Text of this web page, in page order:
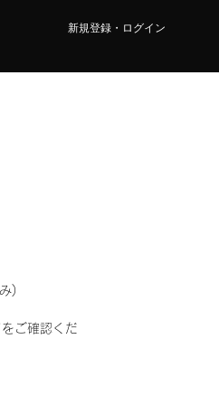
新規登録・ログイン
)
ご確認くだ